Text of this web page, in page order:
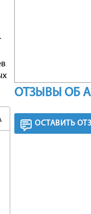
ОТЗЫВЫ ОБ
ОСТАВИТЬ